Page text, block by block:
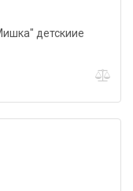
детскиие